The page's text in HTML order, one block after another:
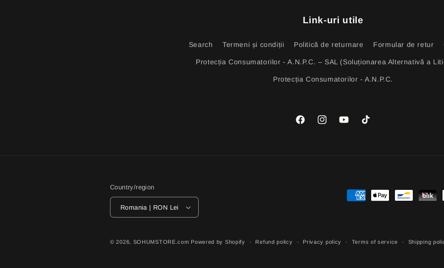
Link-uri utile
Search Termeni și condiții Politică de returnare Formular de retur
Protecția Consumatorilor - A.N.P.C. – SAL (Soluționarea Alternativă a
Protecția Consumatorilor - A.N.P.C.
FacebookInstagramYouTubeTikTok
Country/region
Romania | RON Lei
Payment
© 2026, SOHUMSTORE.com Powered by Shopify Refund policy Privacy policy Terms of service Shipping